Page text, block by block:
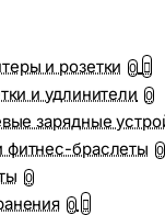
и розетки 0
и удлинители 0
зарядные
браслеты 0
0
0